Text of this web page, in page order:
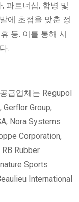
파트너십, 합병 및
에 초점을 맞춘 정
등. 이를 통해 시
.
급업체는 Regupol
Group,
Nora Systems
Corporation,
Rubber
Sports
International